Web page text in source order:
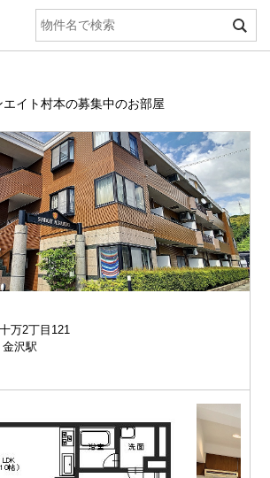
エイト村本の募集中のお部屋
万2丁目121
金沢駅